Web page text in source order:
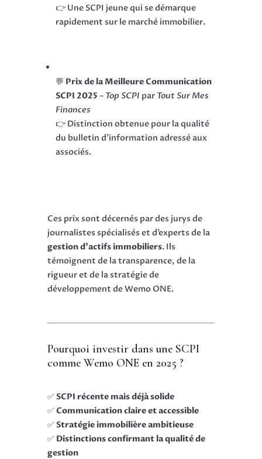
👉 Une SCPI jeune qui se démarque
rapidement sur le marché immobilier.
💬 Prix de la Meilleure Communication
SCPI 2025 – Top SCPI par Tout Sur Mes
Finances
👉 Distinction obtenue pour la qualité
du bulletin d’information adressé aux
associés.
Ces prix sont décernés par des jurys de
journalistes spécialisés et d’experts de la
gestion d’actifs immobiliers. Ils
témoignent de la transparence, de la
rigueur et de la stratégie de
développement de Wemo ONE.
Pourquoi investir dans une SCPI
comme Wemo ONE en 2025 ?
✅SCPI récente mais déjà solide
✅Communication claire et accessible
✅Stratégie immobilière ambitieuse
✅ Distinctions confirmant la qualité de
gestion